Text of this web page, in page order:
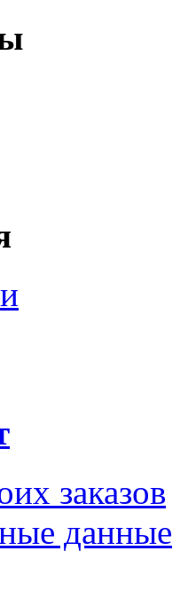
заказов
данные